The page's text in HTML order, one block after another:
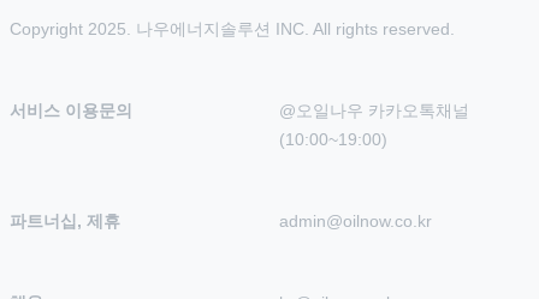
Copyright 2025. 나우에너지솔루션 INC. All rights reserved.
서비스 이용문의
@오일나우 카카오톡채널
(10:00~19:00)
파트너십, 제휴 admin@oilnow.co.kr